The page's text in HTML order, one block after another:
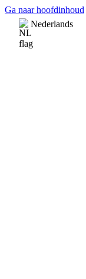
Ga naar hoofdinhoud
Nederlands